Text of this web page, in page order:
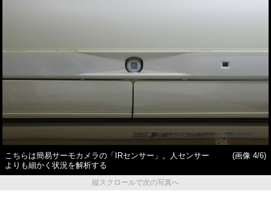
こちらは簡易サーモカメラの「IRセンサー」。人センサー
よりも細かく状況を解析する
(画像 4/6)
縦スクロールで次の写真へ